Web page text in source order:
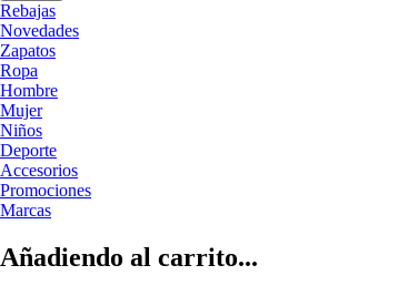
Rebajas
Novedades
Zapatos
Ropa
Hombre
Mujer
Niños
Deporte
Accesorios
Promociones
Marcas
Añadiendo al carrito...